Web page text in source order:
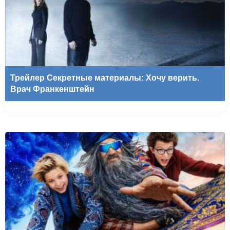
Трейлер Секретные материалы: Хочу верить.
Врач Франкенштейн